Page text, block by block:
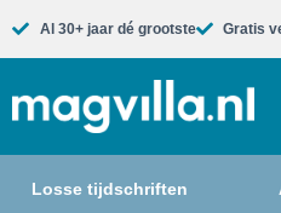
Al 30+ jaar dé grootste​ Gratis
Losse tijdschriften